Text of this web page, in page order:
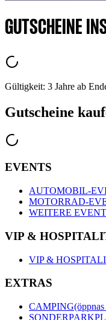
GUTSCHEINE
Gültigkeit: 3 Jahre ab
Gutscheine
EVENTS
AUTOMOBIL-
MOTORRAD-
WEITERE
VIP &
VIP &
EXTRAS
CAMPING